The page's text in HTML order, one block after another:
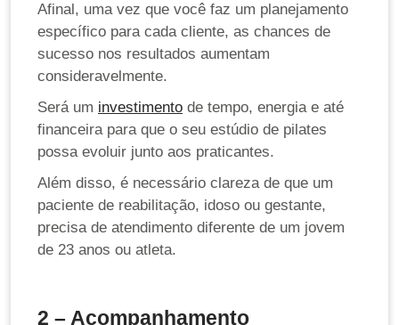
Afinal, uma vez que você faz um planejamento
específico para cada cliente, as chances de
sucesso nos resultados aumentam
consideravelmente.
Será um investimento de tempo, energia e até
financeira para que o seu estúdio de pilates
possa evoluir junto aos praticantes.
Além disso, é necessário clareza de que um
paciente de reabilitação, idoso ou gestante,
precisa de atendimento diferente de um jovem
de 23 anos ou atleta.
2 – Acompanhamento